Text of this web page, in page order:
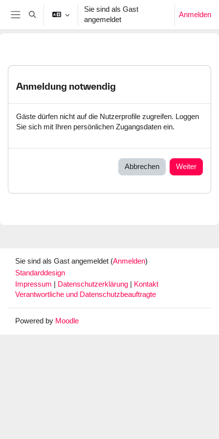
Zum Hauptinhalt
Website-Übersicht
Sucheingabe umschalten
Sie sind als Gast
angemeldet
Anmelden
Anmeldung notwendig
Gäste dürfen nicht auf die Nutzerprofile zugreifen. Loggen
Sie sich mit Ihren persönlichen Zugangsdaten ein.
Abbrechen Weiter
Sie sind als Gast angemeldet (Anmelden)
Standarddesign
Impressum
Datenschutzerklärung
Kontakt
Verantwortliche und Datenschutzbeauftragte
Powered by Moodle